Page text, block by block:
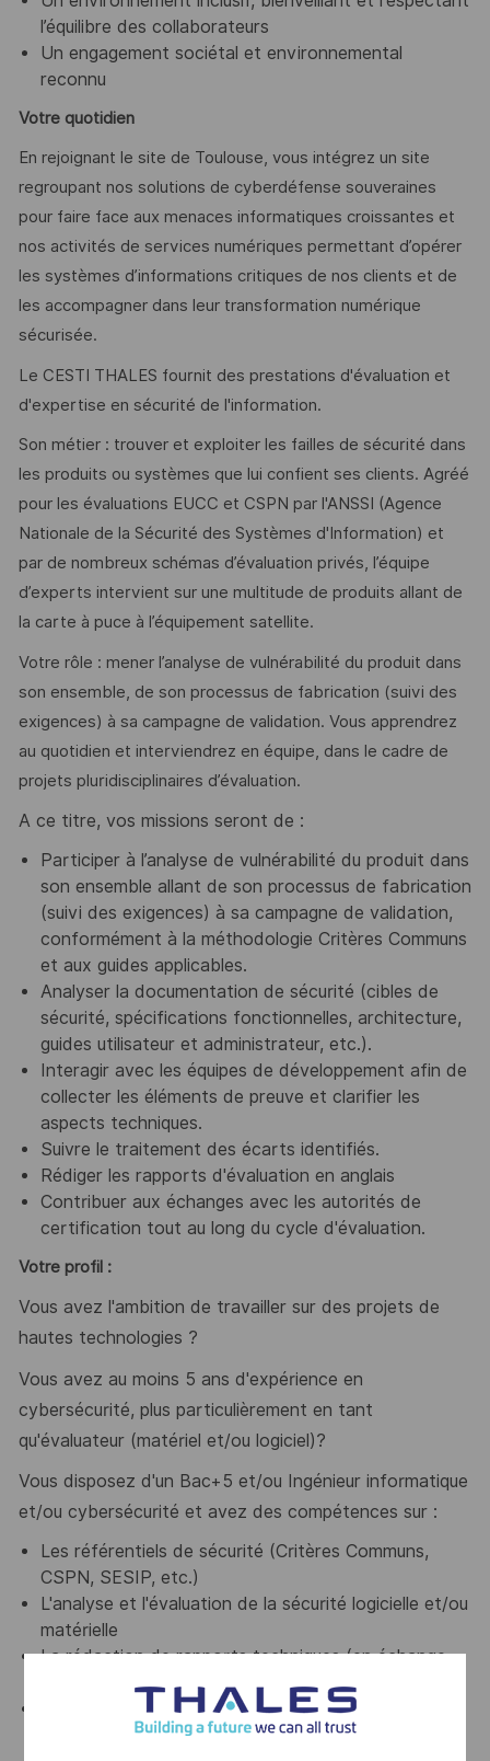
l’équilibre des collaborateurs
Un engagement sociétal et environnemental
reconnu
Votre quotidien
En rejoignant le site de Toulouse, vous intégrez un site
regroupant nos solutions de cyberdéfense souveraines
pour faire face aux menaces informatiques croissantes et
nos activités de services numériques permettant d’opérer
les systèmes d’informations critiques de nos clients et de
les accompagner dans leur transformation numérique
sécurisée.
Le CESTI THALES fournit des prestations d'évaluation et
d'expertise en sécurité de l'information.
Son métier : trouver et exploiter les failles de sécurité dans
les produits ou systèmes que lui confient ses clients. Agréé
pour les évaluations EUCC et CSPN par l'ANSSI (Agence
Nationale de la Sécurité des Systèmes d'Information) et
par de nombreux schémas d’évaluation privés, l’équipe
d’experts intervient sur une multitude de produits allant de
la carte à puce à l’équipement satellite.
Votre rôle : mener l’analyse de vulnérabilité du produit dans
son ensemble, de son processus de fabrication (suivi des
exigences) à sa campagne de validation. Vous apprendrez
au quotidien et interviendrez en équipe, dans le cadre de
projets pluridisciplinaires d’évaluation.
A ce titre, vos missions seront de :
Participer à l’analyse de vulnérabilité du produit dans
son ensemble allant de son processus de fabrication
(suivi des exigences) à sa campagne de validation,
conformément à la méthodologie Critères Communs
et aux guides applicables.
Analyser la documentation de sécurité (cibles de
sécurité, spécifications fonctionnelles, architecture,
guides utilisateur et administrateur, etc.).
Interagir avec les équipes de développement afin de
collecter les éléments de preuve et clarifier les
aspects techniques.
Suivre le traitement des écarts identifiés.
Rédiger les rapports d'évaluation en anglais
Contribuer aux échanges avec les autorités de
certification tout au long du cycle d'évaluation.
Votre profil :
Vous avez l'ambition de travailler sur des projets de
hautes technologies ?
Vous avez au moins 5 ans d'expérience en
cybersécurité, plus particulièrement en tant
qu'évaluateur (matériel et/ou logiciel)?
Vous disposez d'un Bac+5 et/ou Ingénieur informatique
et/ou cybersécurité et avez des compétences sur :
Les référentiels de sécurité (Critères Communs,
CSPN, SESIP, etc.)
L'analyse et l'évaluation de la sécurité logicielle et/ou
matérielle
La rédaction de rapports techniques (en échange
avec les développeurs)
Les normes de sécurité des systèmes embarqués,
cartes à puce ou d'un produit réseau serait un plus